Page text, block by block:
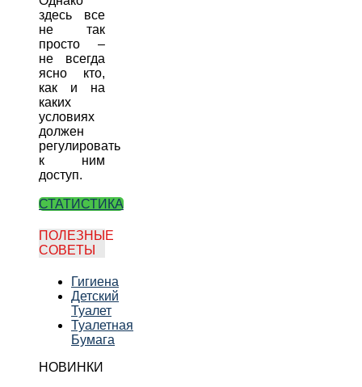
здесь все
не так
просто –
не всегда
ясно кто,
как и на
каких
условиях
должен
регулировать
к ним
доступ.
СТАТИСТИКА
ПОЛЕЗНЫЕ
СОВЕТЫ
Гигиена
Детский
Туалет
Туалетная
Бумага
НОВИНКИ